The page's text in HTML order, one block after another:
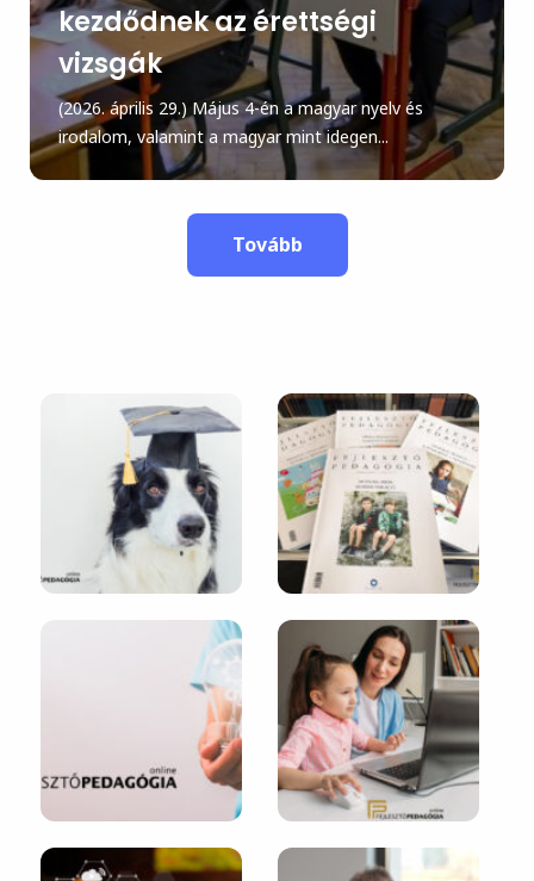
kezdődnek az érettségi
vizsgák
(2026. április 29.) Május 4-én a magyar nyelv és
irodalom, valamint a magyar mint idegen...
Tovább